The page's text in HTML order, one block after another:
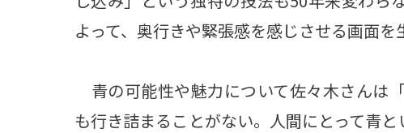
よって、奥行きや緊張感を感じさせる画面を
青の可能性や魅力について佐々木さんは
も行き詰まることがない。人間にとって青